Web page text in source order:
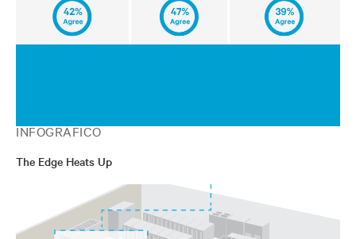
INFOGRÁFICO
The Edge Heats Up